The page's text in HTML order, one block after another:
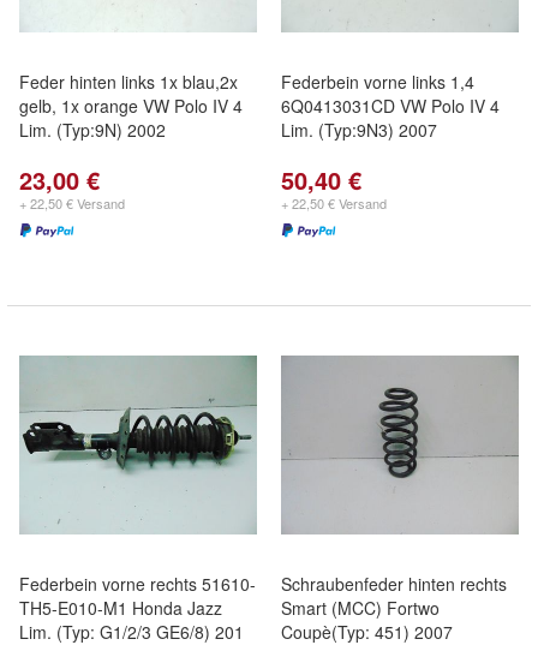
Feder hinten links 1x blau,2x
gelb, 1x orange VW Polo IV 4
Lim. (Typ:9N) 2002
23,00 €
+ 22,50 € Versand
Federbein vorne links 1,4
6Q0413031CD VW Polo IV 4
Lim. (Typ:9N3) 2007
50,40 €
+ 22,50 € Versand
Federbein vorne rechts 51610-
TH5-E010-M1 Honda Jazz
Lim. (Typ: G1/2/3 GE6/8) 201
Schraubenfeder hinten rechts
Smart (MCC) Fortwo
Coupè(Typ: 451) 2007